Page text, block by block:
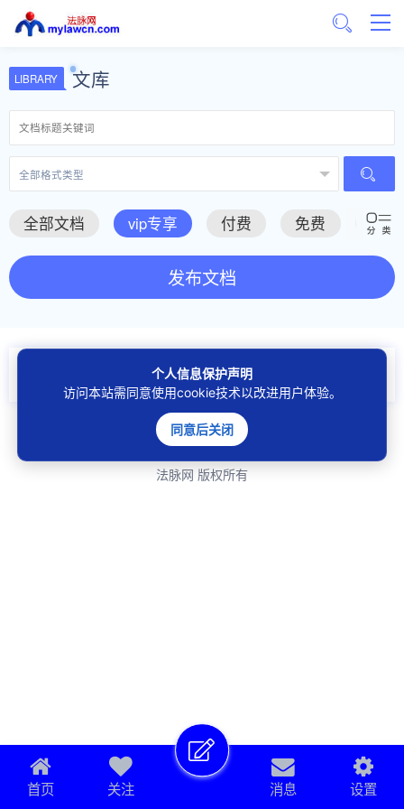
LIBRARY 文库
全部文档 vip专享 付费 免费 推荐
发布文档
服务协议 隐私保护
承办法律事务专业网络平台
CopyRight © 2022-2026 mylawcn.com All Rights Reserved.
个人信息保护声明
访问本站需同意使用cookie技术以改进用户体验。
同意后关闭
法脉网 版权所有
首页 关注 消息 设置